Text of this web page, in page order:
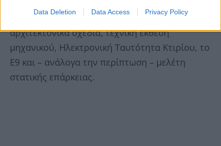
Data Deletion Data Access Privacy Policy
Απαιτείται: τοπογραφικό, διάγραμμα κάλυψης,
αρχιτεκτονικά σχέδια, τεχνική έκθεση
μηχανικού, Ηλεκτρονική Ταυτότητα Κτιρίου, το
Ε9 και – ανάλογα την περίπτωση – μελέτη
στατικής επάρκειας.